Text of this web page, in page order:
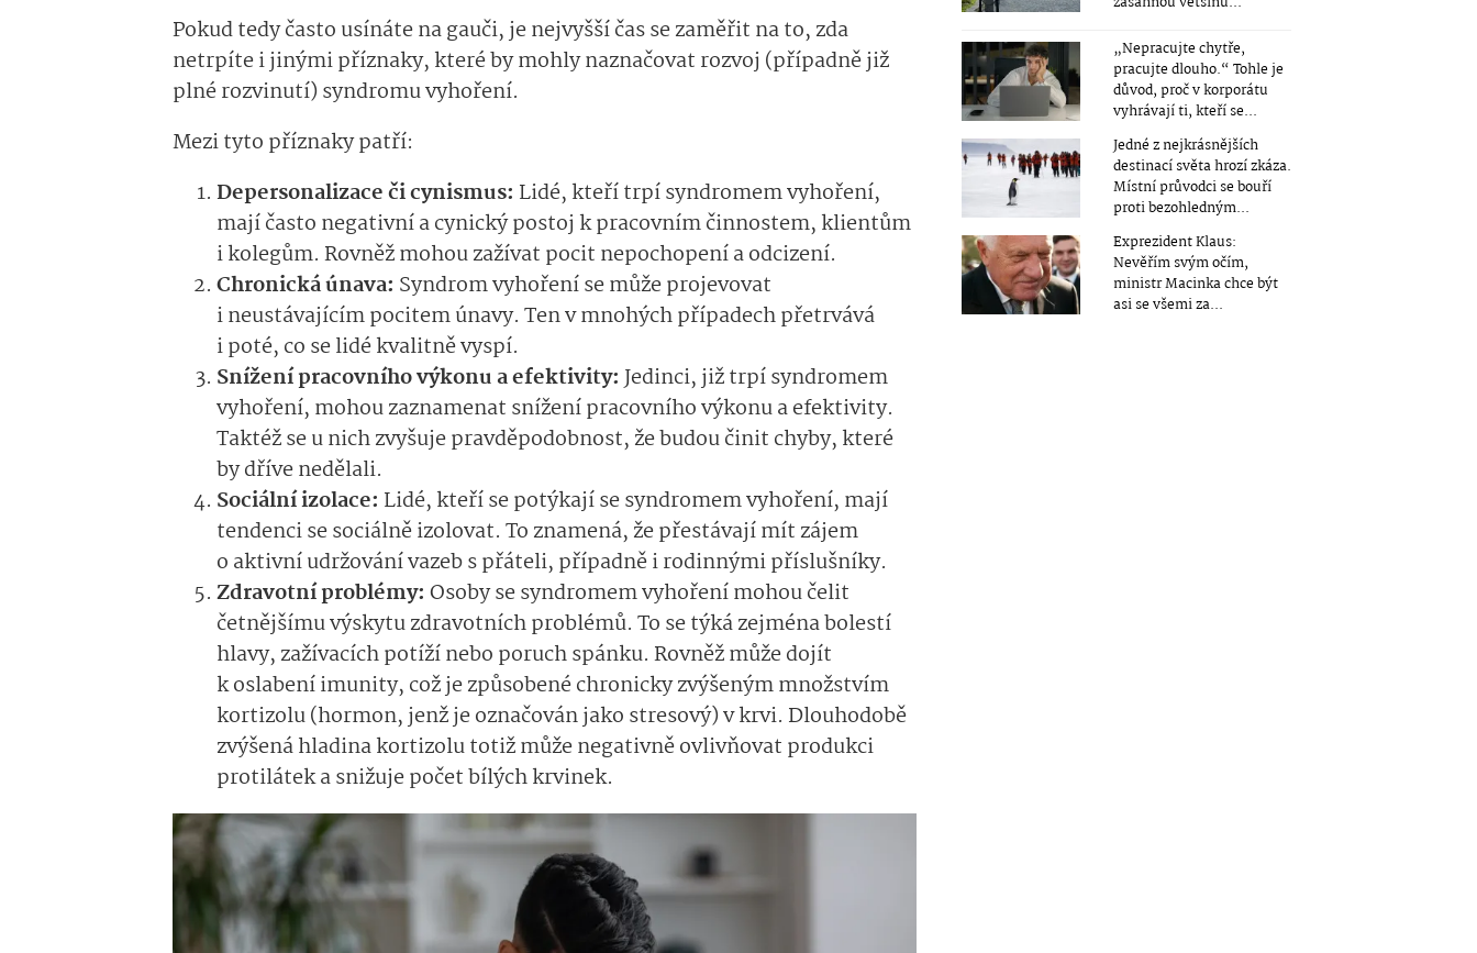
Pokud tedy často usínáte na gauči, je nejvyšší čas se zaměřit na to, zda
netrpíte i jinými příznaky, které by mohly naznačovat rozvoj (případně již
plné rozvinutí) syndromu vyhoření.
Mezi tyto příznaky patří:
Depersonalizace či cynismus: Lidé, kteří trpí syndromem vyhoření,
mají často negativní a cynický postoj k pracovním činnostem, klientům
i kolegům. Rovněž mohou zažívat pocit nepochopení a odcizení.
Chronická únava: Syndrom vyhoření se může projevovat
i neustávajícím pocitem únavy. Ten v mnohých případech přetrvává
i poté, co se lidé kvalitně vyspí.
Snížení pracovního výkonu a efektivity:Jedinci, již trpí syndromem
vyhoření, mohou zaznamenat snížení pracovního výkonu a efektivity.
Taktéž se u nich zvyšuje pravděpodobnost, že budou činit chyby, které
by dříve nedělali.
Sociální izolace: Lidé, kteří se potýkají se syndromem vyhoření, mají
tendenci se sociálně izolovat. To znamená, že přestávají mít zájem
o aktivní udržování vazeb s přáteli, případně i rodinnými příslušníky.
Zdravotní problémy: Osoby se syndromem vyhoření mohou čelit
četnějšímu výskytu zdravotních problémů. To se týká zejména bolestí
hlavy, zažívacích potíží nebo poruch spánku. Rovněž může dojít
k oslabení imunity, což je způsobené chronicky zvýšeným množstvím
kortizolu (hormon, jenž je označován jako stresový) v krvi. Dlouhodobě
zvýšená hladina kortizolu totiž může negativně ovlivňovat produkci
protilátek a snižuje počet bílých krvinek.
„Nepracujte chytře,
pracujte dlouho.“ Tohle je
důvod, proč v korporátu
vyhrávají ti, kteří se...
Jedné z nejkrásnějších
destinací světa hrozí zkáza.
Místní průvodci se bouří
proti bezohledným...
Exprezident Klaus:
Nevěřím svým očím,
ministr Macinka chce být
asi se všemi za...